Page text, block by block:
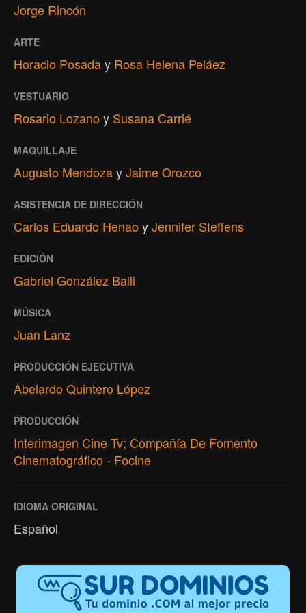
Jorge Rincón
ARTE
Horacio Posaday Rosa Helena Peláez
VESTUARIO
Rosario Lozanoy Susana Carrié
MAQUILLAJE
Augusto MendozayJaime Orozco
ASISTENCIA DE DIRECCIÓN
Carlos Eduardo HenaoyJennifer Steffens
EDICIÓN
Gabriel González Balli
MÚSICA
Juan Lanz
PRODUCCIÓN EJECUTIVA
Abelardo Quintero López
PRODUCCIÓN
Interimagen Cine Tv; Compañía De Fomento
Cinematográfico - Focine
IDIOMA ORIGINAL
Español